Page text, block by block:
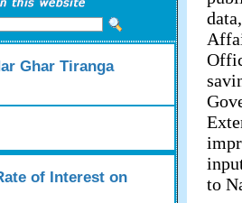
Ghar Tiranga
of Interest on
to